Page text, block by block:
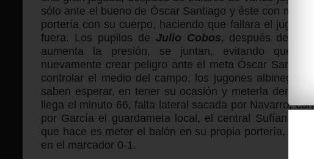
sólo ante el bueno de Óscar Santiago y éste con
portería con su cuerpo, haciendo que fallara el jugador
fuera. Los pupilos de Julio Cobos, después del
aumenta la presión, se juntan, evitando que los
nuevamente crear peligro ante el meta Óscar
controlar el medio del campo, los jugones albinegros,
saben esperar, en tener su ocasión y meterla dentro
llega el minuto 66, falta lateral sacada por Navarro,
por García el guardameta local, el central Sufían, al
que hace es meter el balón en su propia portería,
en el marcador 0-1.